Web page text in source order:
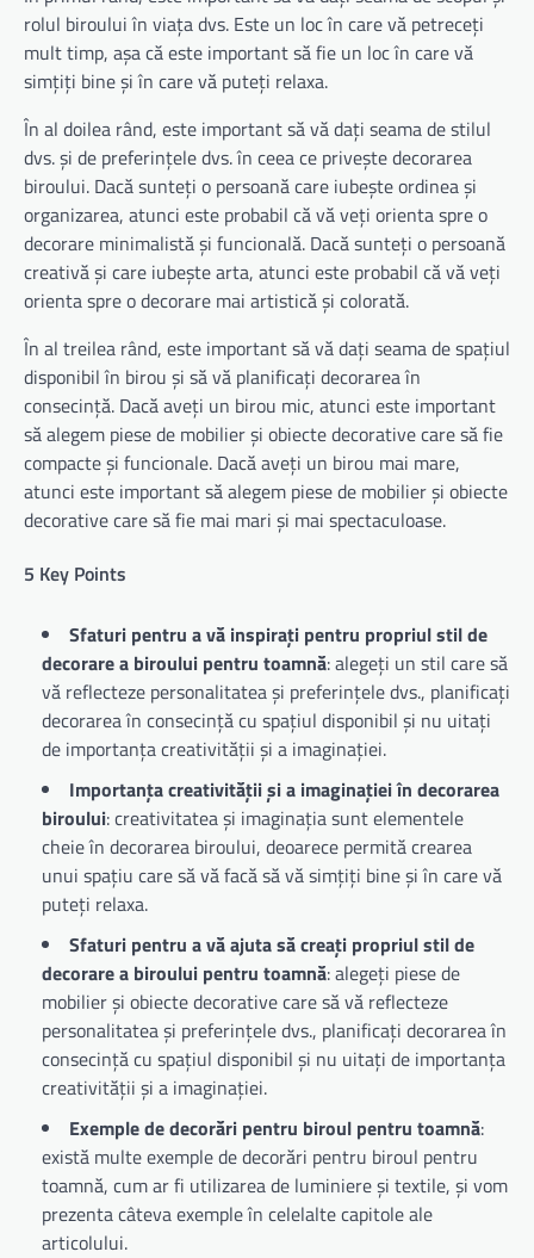
rolul biroului în viața dvs. Este un loc în care vă petreceți
mult timp, așa că este important să fie un loc în care vă
simțiți bine și în care vă puteți relaxa.
În al doilea rând, este important să vă dați seama de stilul
dvs. și de preferințele dvs. în ceea ce privește decorarea
biroului. Dacă sunteți o persoană care iubește ordinea și
organizarea, atunci este probabil că vă veți orienta spre o
decorare minimalistă și funcională. Dacă sunteți o persoană
creativă și care iubește arta, atunci este probabil că vă veți
orienta spre o decorare mai artistică și colorată.
În al treilea rând, este important să vă dați seama de spațiul
disponibil în birou și să vă planificați decorarea în
consecință. Dacă aveți un birou mic, atunci este important
să alegem piese de mobilier și obiecte decorative care să fie
compacte și funcionale. Dacă aveți un birou mai mare,
atunci este important să alegem piese de mobilier și obiecte
decorative care să fie mai mari și mai spectaculoase.
5 Key Points
Sfaturi pentru a vă inspirați pentru propriul stil de
decorare a biroului pentru toamnă: alegeți un stil care să
vă reflecteze personalitatea și preferințele dvs., planificați
decorarea în consecință cu spațiul disponibil și nu uitați
de importanța creativității și a imaginației.
Importanța creativității și a imaginației în decorarea
biroului: creativitatea și imaginația sunt elementele
cheie în decorarea biroului, deoarece permită crearea
unui spațiu care să vă facă să vă simțiți bine și în care vă
puteți relaxa.
Sfaturi pentru a vă ajuta să creați propriul stil de
decorare a biroului pentru toamnă: alegeți piese de
mobilier și obiecte decorative care să vă reflecteze
personalitatea și preferințele dvs., planificați decorarea în
consecință cu spațiul disponibil și nu uitați de importanța
creativității și a imaginației.
Exemple de decorări pentru biroul pentru toamnă:
există multe exemple de decorări pentru biroul pentru
toamnă, cum ar fi utilizarea de luminiere și textile, și vom
prezenta câteva exemple în celelalte capitole ale
articolului.